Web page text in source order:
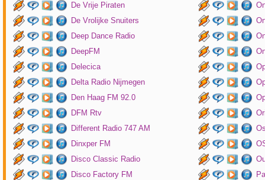
De Vrije Piraten
De Vrolijke Snuiters
Deep Dance Radio
DeepFM
Delecica
Delta Radio Nijmegen
Den Haag FM 92.0
DFM Rtv
Different Radio 747 AM
Dinxper FM
Disco Classic Radio
Disco Factory FM